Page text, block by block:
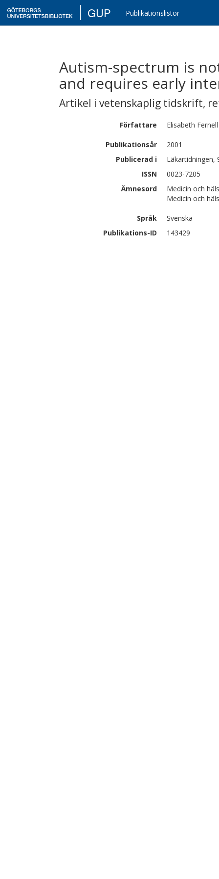
GUP Publikationslistor
Autism-spectrum is
and requires early
Artikel i vetenskaplig tidskrift,
Författare Elisabeth Fernell
Publikationsår
2001
Publicerad i
Läkartidningen,
ISSN
0023-7205
Ämnesord
Medicin och
Medicin och
Språk
Svenska
Publikations-ID
143429